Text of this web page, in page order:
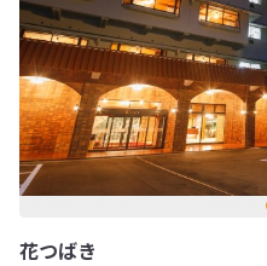
花つばき